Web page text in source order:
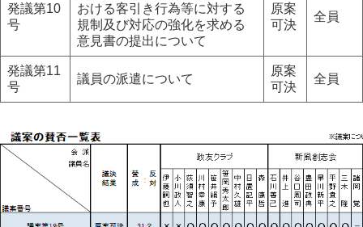
発議第10
号
おける客引き行為等に対する
規制及び対応の強化を求める
意見書の提出について
原案
可決
全員
発議第11
号
議員の派遣について
原案
可決
全員